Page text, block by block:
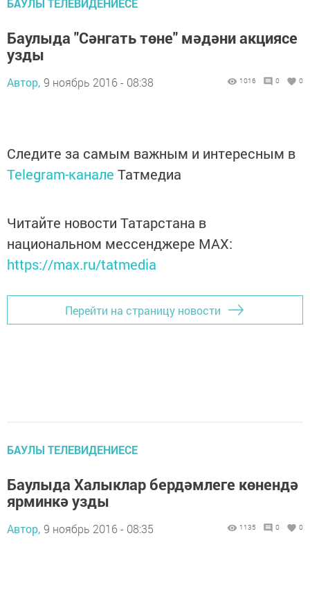
БАУЛЫ ТЕЛЕВИДЕНИЕСЕ
Баулыда "Сәнгать төне" мәдәни акциясе
узды
Автор, 9 ноябрь 2016 - 08:38 1016 0 0
Следите за самым важным и интересным в
Telegram-канале Татмедиа
Читайте новости Татарстана в
национальном мессенджере MАХ:
https://max.ru/tatmedia
Перейти на страницу новости
БАУЛЫ ТЕЛЕВИДЕНИЕСЕ
Баулыда Халыклар бердәмлеге көнендә
ярминкә узды
Автор, 9 ноябрь 2016 - 08:35 1135 0 0